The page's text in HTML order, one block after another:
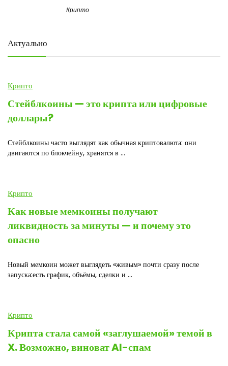
Крипто
Актуально
Крипто
Стейблкоины — это крипта или цифровые
доллары?
Стейблкоины часто выглядят как обычная криптовалюта: они
двигаются по блокчейну, хранятся в ...
Крипто
Как новые мемкоины получают
ликвидность за минуты — и почему это
опасно
Новый мемкоин может выглядеть «живым» почти сразу после
запуска:есть график, объёмы, сделки и ...
Крипто
Крипта стала самой «заглушаемой» темой в
X. Возможно, виноват AI-спам